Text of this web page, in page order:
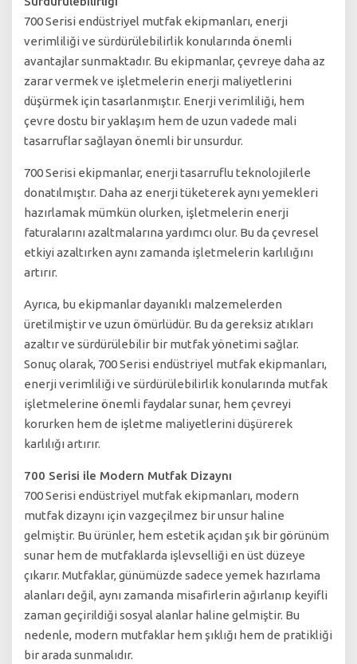
700 Serisi endüstriyel mutfak ekipmanları, enerji
verimliliği ve sürdürülebilirlik konularında önemli
avantajlar sunmaktadır. Bu ekipmanlar, çevreye daha az
zarar vermek ve işletmelerin enerji maliyetlerini
düşürmek için tasarlanmıştır. Enerji verimliliği, hem
çevre dostu bir yaklaşım hem de uzun vadede mali
tasarruflar sağlayan önemli bir unsurdur.
700 Serisi ekipmanlar, enerji tasarruflu teknolojilerle
donatılmıştır. Daha az enerji tüketerek aynı yemekleri
hazırlamak mümkün olurken, işletmelerin enerji
faturalarını azaltmalarına yardımcı olur. Bu da çevresel
etkiyi azaltırken aynı zamanda işletmelerin karlılığını
artırır.
Ayrıca, bu ekipmanlar dayanıklı malzemelerden
üretilmiştir ve uzun ömürlüdür. Bu da gereksiz atıkları
azaltır ve sürdürülebilir bir mutfak yönetimi sağlar.
Sonuç olarak, 700 Serisi endüstriyel mutfak ekipmanları,
enerji verimliliği ve sürdürülebilirlik konularında mutfak
işletmelerine önemli faydalar sunar, hem çevreyi
korurken hem de işletme maliyetlerini düşürerek
karlılığı artırır.
700 Serisi ile Modern Mutfak Dizaynı
700 Serisi endüstriyel mutfak ekipmanları, modern
mutfak dizaynı için vazgeçilmez bir unsur haline
gelmiştir. Bu ürünler, hem estetik açıdan şık bir görünüm
sunar hem de mutfaklarda işlevselliği en üst düzeye
çıkarır. Mutfaklar, günümüzde sadece yemek hazırlama
alanları değil, aynı zamanda misafirlerin ağırlanıp keyifli
zaman geçirildiği sosyal alanlar haline gelmiştir. Bu
nedenle, modern mutfaklar hem şıklığı hem de pratikliği
bir arada sunmalıdır.